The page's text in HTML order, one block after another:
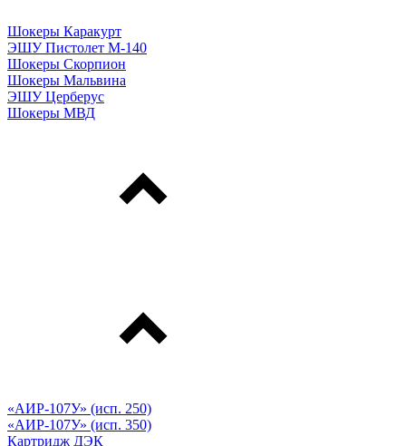
Шокеры Каракурт
ЭШУ Пистолет М-140
Шокеры Скорпион
Шокеры Мальвина
ЭШУ Церберус
Шокеры МВД
«АИР-107У» (исп. 250)
«АИР-107У» (исп. 350)
Картридж ДЭК